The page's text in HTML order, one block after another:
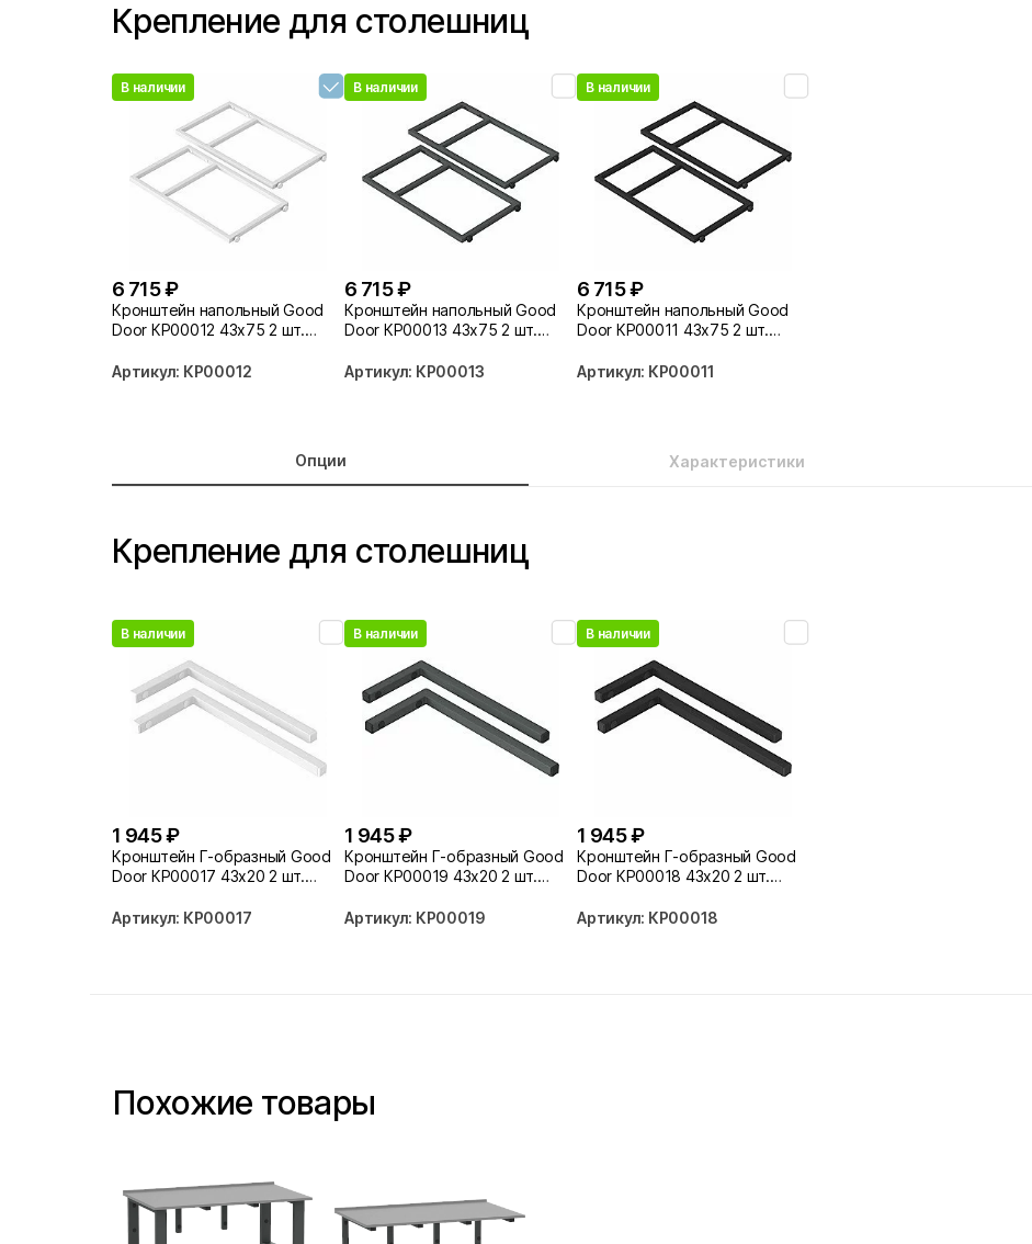
Крепление для столешниц
В наличии
6 715 ₽
Кронштейн напольный Good
Door КР00012 43х75 2 шт.
Артикул: КР00012
В наличии
6 715 ₽
Кронштейн напольный Good
Door КР00013 43х75 2 шт.
Артикул: КР00013
В наличии
6 715 ₽
Кронштейн напольный Good
Door КР00011 43х75 2 шт.
Артикул: КР00011
Опции Характеристики
Крепление для столешниц
В наличии
1 945 ₽
Кронштейн Г-образный Good
Door КР00017 43х20 2 шт.
Артикул: КР00017
В наличии
1 945 ₽
Кронштейн Г-образный Good
Door КР00019 43х20 2 шт.
Артикул: КР00019
В наличии
1 945 ₽
Кронштейн Г-образный Good
Door КР00018 43х20 2 шт.
Артикул: КР00018
Похожие товары